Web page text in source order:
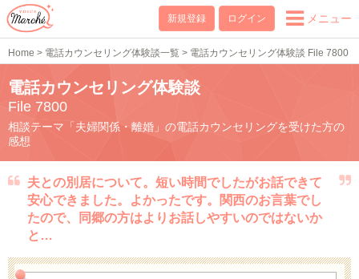
新規登録 ログイン メニュー
Home > 電話カウンセリング体験談一覧 > 電話カウンセリング体験談 File 7800
電話カウンセリング体験談
File 7800
相談テーマ「夫婦関係・離婚」の電話カウンセリングを受けた方の
感想
夫との別居について。短い時間でしたがお話できて
安心できました。よかったです。関西のお言葉でし
たので、同郷の方はよりお話しやすいのではないか
と…